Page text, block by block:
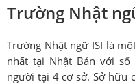
Trường Nhật
Trường Nhật ngữ ISI là
nhất tại Nhật Bản với
người tại 4 cơ sở. Sở hữu